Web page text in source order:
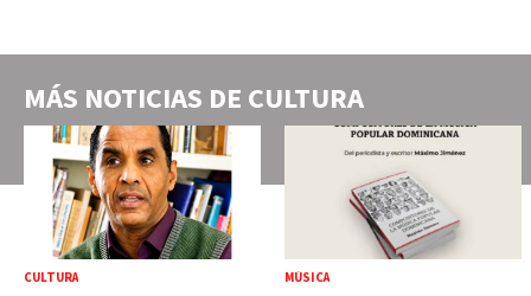
MÁS NOTICIAS DE CULTURA
CULTURA MÚSICA